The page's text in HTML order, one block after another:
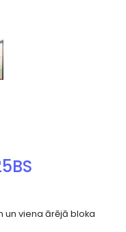
un viena ārējā bloka